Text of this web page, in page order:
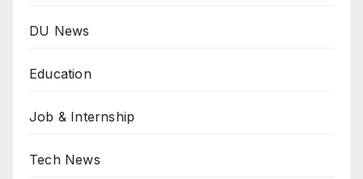
DU News
Education
Job & Internship
Tech News